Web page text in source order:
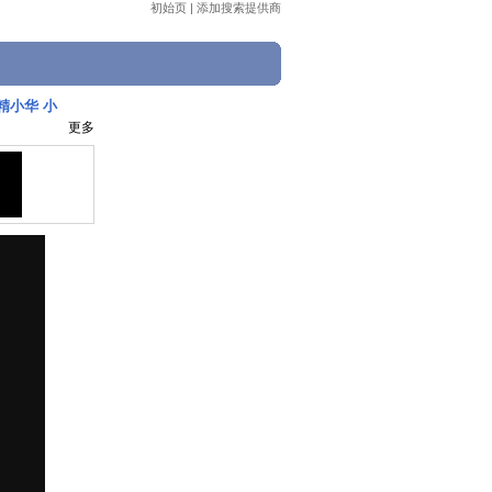
初始页 | 添加搜索提供商
小华 小
更多